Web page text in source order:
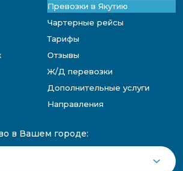
Превозки в Якутию
Чартерные рейсы
Тарифы
Отзывы
Ж/Д перевозки
Дополнительные услуги
Направления
в Вашем городе: